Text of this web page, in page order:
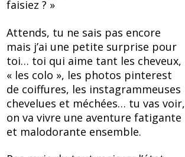
faisiez ? »
Attends, tu ne sais pas encore
mais j’ai une petite surprise pour
toi… toi qui aime tant les cheveux,
« les colo », les photos pinterest
de coiffures, les instagrammeuses
chevelues et méchées… tu vas voir,
on va vivre une aventure fatigante
et malodorante ensemble.